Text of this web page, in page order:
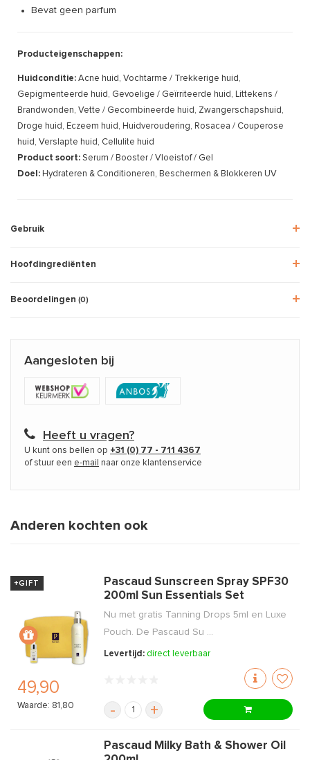
Bevat geen parfum
Producteigenschappen:
Huidconditie: Acne huid, Vochtarme / Trekkerige huid,
Gepigmenteerde huid, Gevoelige / Geïrriteerde huid, Littekens /
Brandwonden, Vette / Gecombineerde huid, Zwangerschapshuid,
Droge huid, Eczeem huid, Huidveroudering, Rosacea / Couperose
huid, Verslapte huid, Cellulite huid
Product soort: Serum / Booster / Vloeistof / Gel
Doel: Hydrateren & Conditioneren, Beschermen & Blokkeren UV
Gebruik
Hoofdingrediënten
Beoordelingen (0)
Aangesloten bij
Heeft u vragen?
U kunt ons bellen op +31 (0) 77 - 711 4367
of stuur een e-mail naar onze klantenservice
Anderen kochten ook
+GIFT
49,90
Waarde: 81,80
Pascaud Sunscreen Spray SPF30
200ml Sun Essentials Set
Nu met gratis Tanning Drops 5ml en Luxe
Pouch. De Pascaud Su ...
Levertijd: direct leverbaar
- +
Pascaud Milky Bath & Shower Oil